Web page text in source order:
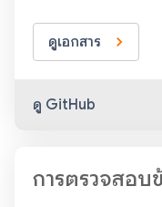
ดูเอกสาร
ดู GitHub
การตรวจสอบ